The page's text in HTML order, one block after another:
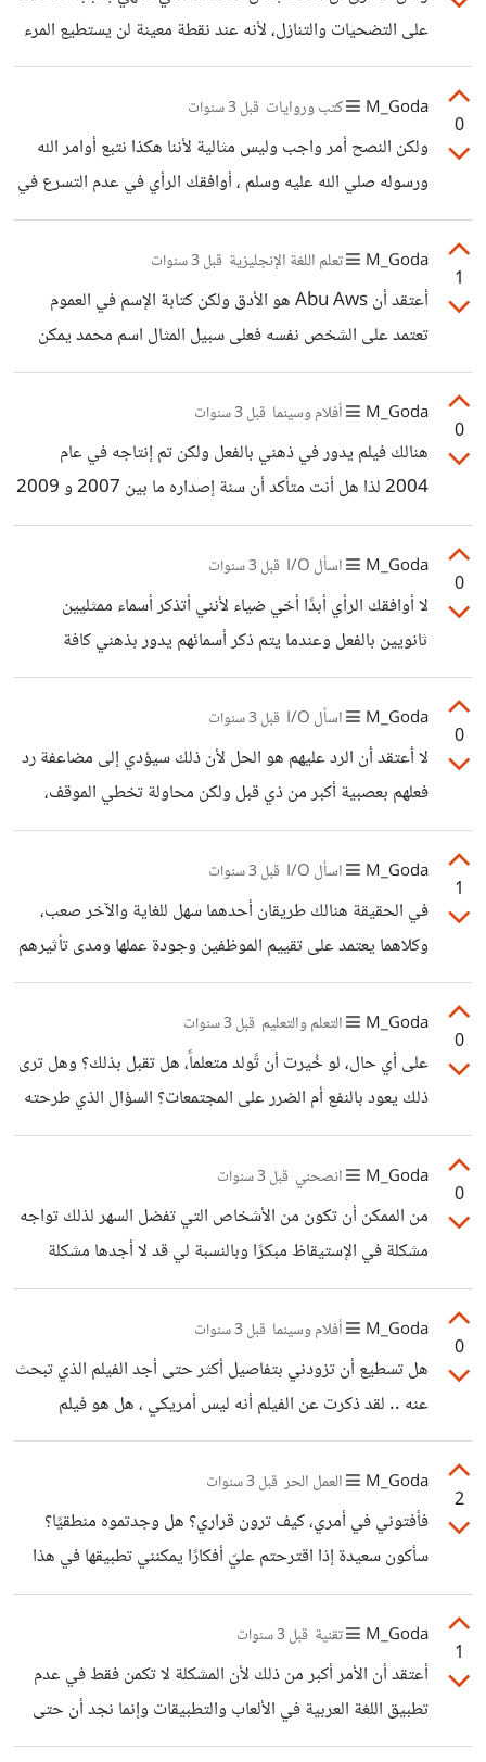
على التضحيات والتنازل، لأنه عند نقطة معينة لن يستطيع المرء
الإستمرار في الإعطاء وهكذا سيشعر الطرف الآخر بمشكلة في
العلاقة وتنتهي بسبب التضحية!
0
M_Goda كتب وروايات قبل 3 سنوات
ولكن النصح أمر واجب وليس مثالية لأننا هكذا نتبع أوامر الله
ورسوله صلي الله عليه وسلم ، أوافقك الرأي في عدم التسرع في
العموم بالحكم على الأشخاص بدون الإستماع للطرف الآخر
وخصوصًا في هذه المسألة ولكن بنهاية الأمر لابد من نصحها ولو
مرة واحدة حتى ولو لم تستجيب، لا أتحدث عن إغفال مشاكلها
لأن هذه هي المثالية الزائدة ولكنني أتحدث عن الطبيعي.
1
M_Goda تعلم اللغة الإنجليزية قبل 3 سنوات
أعتقد أن Abu Aws هو الأدق ولكن كتابة الإسم في العموم
تعتمد على الشخص نفسه فعلى سبيل المثال اسم محمد يمكن
كتابته هكذا Mohamed أو على هذه الشاكلة Muhamed
بحسب ما تفضله ليس هنالك أي قاعدة تمنع ذلك.
0
M_Goda أفلام وسينما قبل 3 سنوات
هنالك فيلم يدور في ذهني بالفعل ولكن تم إنتاجه في عام
2004 لذا هل أنت متأكد أن سنة إصداره ما بين 2007 و 2009
؟
0
M_Goda اسأل I/O قبل 3 سنوات
لا أوافقك الرأي أبدًا أخي ضياء لأنني أتذكر أسماء ممثليين
ثانويين بالفعل وعندما يتم ذكر أسمائهم يدور بذهني كافة
أدوارهم المحفورة بداخلي فعلى سبيل المثال الفنان طلعت زكريا
رحمة الله عليه كان أغلبية أفلامه ممثل ثانوي ولكن رائع حتى
استطاع أن يصبح من النجوم الصف الأول ولكن الإسم الذي
ذكرته في مساهتمك لم أتعرف عليه حتى بعد البحث عنه ولم
أعرف حتى أعماله بالرغم من اهتمامي بالسينما منذ الصغر.
0
M_Goda اسأل I/O قبل 3 سنوات
لا أعتقد أن الرد عليهم هو الحل لأن ذلك سيؤدي إلى مضاعفة رد
فعلهم بعصبية أكبر من ذي قبل ولكن محاولة تخطي الموقف،
وبالنسبة لي سأتوقف كثيرًا وأفكر في وجود الشخص نفسه في
حياتي هل هو ضروري أم يمكنني أن أبتعد قليلاً من أجل راحتي
النفسية!
1
M_Goda اسأل I/O قبل 3 سنوات
في الحقيقة هنالك طريقان أحدهما سهل للغاية والآخر صعب،
وكلاهما يعتمد على تقييم الموظفين وجودة عملها ومدى تأثيرهم
في المؤسسة. الطريق الأسهل هو بتصيد الأخطاء ومن ثم
بإستبدالهم إذا كانوا يتذمرون من اللاشئ ويحاولون ضم
الموظفين إليهم ولا يشكلون فارقًا للشركة، أما الطريق الأصعب
وهو حينما تكون جودة عملهم تتحدث عنهم .. في هذا الوقت
سأقوم بالتحدث مع كل فرد منهم على حدة لمعرفة ما يشتكي منه
تفكيرهم وأجعل كل
0
M_Goda التعلم والتعليم قبل 3 سنوات
على أي حال، لو خُيرت أن تًولد متعلماً، هل تقبل بذلك؟ وهل ترى
ذلك يعود بالنفع أم الضرر على المجتمعات؟ السؤال الذي طرحته
مثير للتفكير ولكنني عندما أتخيل الأمر أجد أن له عدة فوائد قد
ذكرت بعضها بالفعل:- تعزيز المساواة بين الأفراد وتقليل الفوارق
التعليمية وبالتالي تساوي الفرص. زيادة الوعي والتفهم الخاص
بالأفراد لكثير من القضايا من حولهم مما يساهم في تطوير
المجتمعات بشكل كبير. الوقاية من الأزمات سواء الصحية منها ،
0
M_Goda انصحني قبل 3 سنوات
من الممكن أن تكون من الأشخاص التي تفضل السهر لذلك تواجه
مشكلة في الإستيقاظ مبكرًا وبالنسبة لي قد لا أجدها مشكلة
إطلاقًا طالما أنه متاح لك العمل في أي وقت خلال اليوم فلماذا لا
تقوم بتثبيت ميعاد محدد في اليوم لتنظيم وقتك ولكن بعد
موعد استيقاظك. ولكن للرد على سؤالك وهو الإستيقاظ مبكرًا
والإنضباط في العمل يوميُا في نفس الميعاد :- الخطوة الأولى
وهي الأهم عدم السهر كثيرًا وتحديد ميعاد ثابت للنوم ويفضل
0
M_Goda أفلام وسينما قبل 3 سنوات
هل تسطيع أن تزودني بتفاصيل أكثر حتى أجد الفيلم الذي تبحث
عنه .. لقد ذكرت عن الفيلم أنه ليس أمريكي ، هل هو فيلم
عربي؟ أم بلغة أجنبية آخرى ؟ .. وهل تعرف اسم أي ممثل بالفيلم
؟
2
M_Goda العمل الحر قبل 3 سنوات
فأفتوني في أمري، كيف ترون قراري؟ هل وجدتموه منطقيًا؟
سأكون سعيدة إذا اقترحتم عليّ أفكارًا يمكنني تطبيقها في هذا
الصدد؟ أعتقد أن هذا قرار شجاع ورائع للغاية لأن هذا التوجه
الذهني والوعي في كيفية رؤية الأمور سيساعدك كثيرًا على عدم
الإنقطاع ولكن هنالك ما أود أن ألفت نظره إليك وهو عندما يكون
لشخص عشرة مشاريع فقط في خمس سنوات هذا لا يعني أن لا
يعمل كثيرًا في هذه المدة بل بالعكس من الممكن أن تكون هنالك
1
M_Goda تقنية قبل 3 سنوات
أعتقد أن الأمر أكبر من ذلك لأن المشكلة لا تكمن فقط في عدم
تطبيق اللغة العربية في الألعاب والتطبيقات وإنما نجد أن حتى
التحدث بها أصبح أقل من السابق بشكل كبير وهذا ما يثير